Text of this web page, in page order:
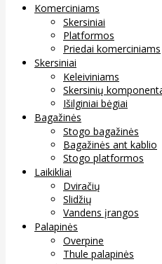
Komerciniams
Skersiniai
Platformos
Priedai komerciniams
Skersiniai
Keleiviniams
Skersinių
Išilginiai bėgiai
Bagažinės
Stogo bagažinės
Bagažinės ant kablio
Stogo platformos
Laikikliai
Dviračių
Slidžių
Vandens įrangos
Palapinės
Overpine
Thule palapinės